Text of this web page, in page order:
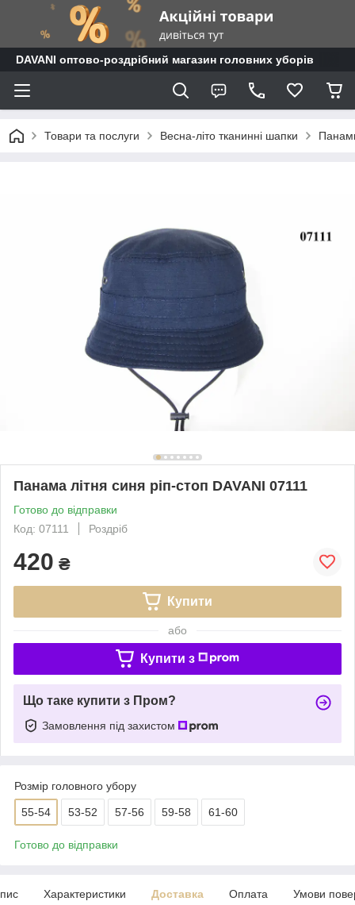
DAVANI оптово-роздрібний магазин головних уборів
Товари та послуги Весна-літо тканинні шапки
Панама літня синя ріп-стоп DAVANI 07111
Готово до відправки
Код: 07111
Роздріб
420 ₴
Купити
або
Купити з
Що таке купити з Пром?
Замовлення під захистом
Розмір головного убору
55-54 53-52 57-56 59-58 61-60
Готово до відправки
Характеристики Доставка Оплата Умови